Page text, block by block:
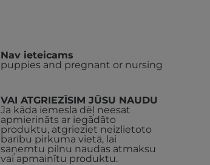
Nav ieteicams
puppies and pregnant or nursing
VAI ATGRIEZĪSIM JŪSU NAUDU
Ja kāda iemesla dēļ neesat
apmierināts ar iegādāto
produktu, atgrieziet neizlietoto
barību pirkuma vietā, lai
saņemtu pilnu naudas atmaksu
vai apmainītu produktu.